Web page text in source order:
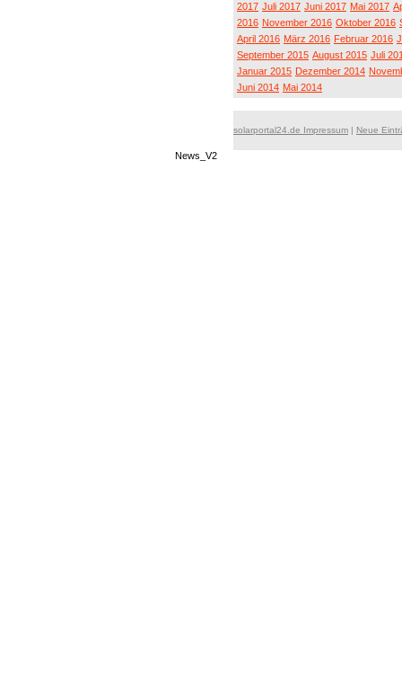
2017 Juli 2017 Juni 2017 Mai 2017
2016 November 2016 Oktober 2016
April 2016 März 2016 Februar 2016
September 2015 August 2015 Juli
Januar 2015 Dezember 2014
Juni 2014 Mai 2014
solarportal24.de Impressum | Neue
News_V2